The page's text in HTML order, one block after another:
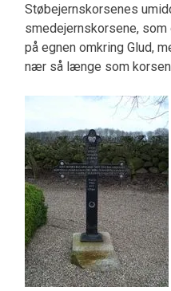
Støbejernskorsenes
smedejernskorsene,
på egnen omkring Glud,
nær så længe som